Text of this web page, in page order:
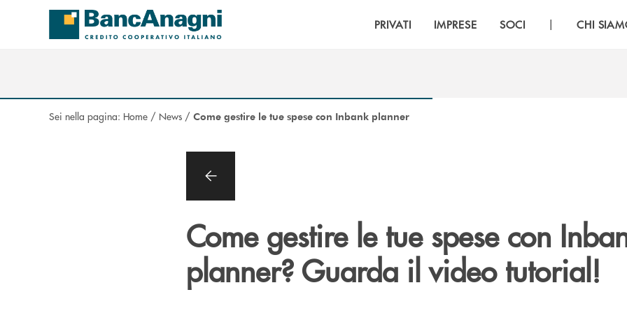
Salta al contenuto principale
PRIVATI IMPRESE SOCI | CHI
Sei nella pagina: Home / News / Come gestire le tue spese con Inbank planner
Come gestire le tue spese con
planner? Guarda il video tutorial!